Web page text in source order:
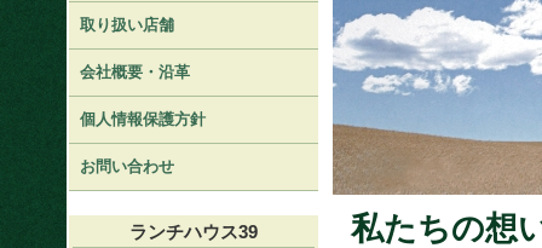
私たちの想
取り扱い店舗
会社概要・沿革
個人情報保護方針
お問い合わせ
ランチハウス39